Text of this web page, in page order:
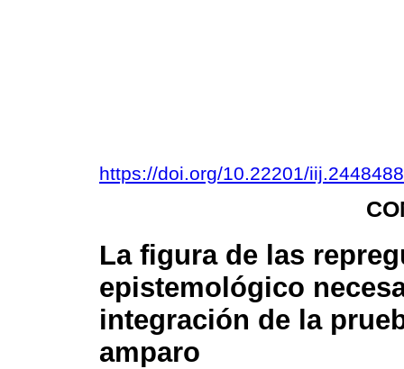
https://doi.org/10.22201/
La figura de las
epistemológico
integración de la
amparo